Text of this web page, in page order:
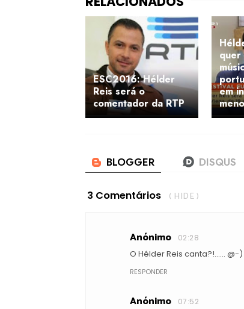
ESC2016: Hélder
Reis será o
comentador da RTP
quer
em
3 Comentários ( HIDE )
Anónimo 02:28
O Hélder Reis canta?!...... @-)
RESPONDER
Anónimo 07:52